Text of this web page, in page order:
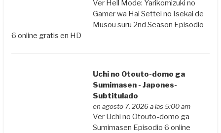
Ver Hell Mode: Yarikomizuki no
Gamer wa Hai Settei no Isekai de
Musou suru 2nd Season Episodio
6 online gratis en HD
Uchi no Otouto-domo ga
Sumimasen - Japones-
Subtitulado
en agosto 7, 2026 a las 5:00 am
Ver Uchi no Otouto-domo ga
Sumimasen Episodio 6 online